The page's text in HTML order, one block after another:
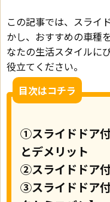
この記事では、スライ
かし、おすすめの車種
なたの生活スタイルに
役立てください。
目次はコチラ
①スライドドア
とデメリット
②スライドドア
③スライドドア